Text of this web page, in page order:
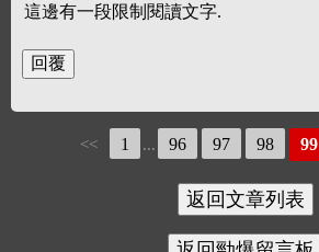
這邊有一段限制閱讀文字.
<< 1 ... 96 97 98 99